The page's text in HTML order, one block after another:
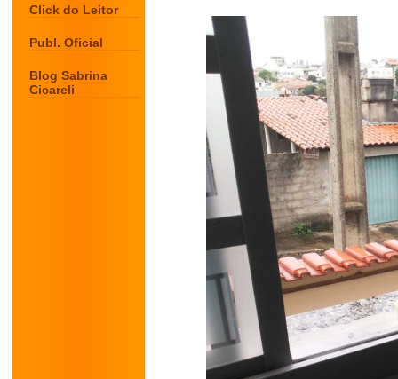
Click do Leitor
Publ. Oficial
Blog Sabrina
Cicareli